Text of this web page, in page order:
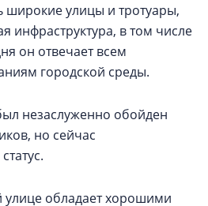
широкие улицы и тротуары,
инфраструктура, в том числе
он отвечает всем
городской среды.
незаслуженно обойден
но сейчас
улице обладает хорошими